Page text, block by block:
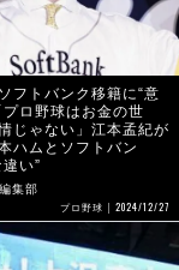
フトバンク移籍に“意
プロ野球はお金の世
じゃない」江本孟紀が
ハムとソフトバン
い”
集部
プロ野球 2024/12/27